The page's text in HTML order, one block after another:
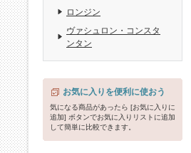
ロンジン
ヴァシュロン・コンスタ
ンタン
お気に入りを便利に使おう
気になる商品があったら [お気に入りに
追加] ボタンでお気に入りリストに追加
して簡単に比較できます。